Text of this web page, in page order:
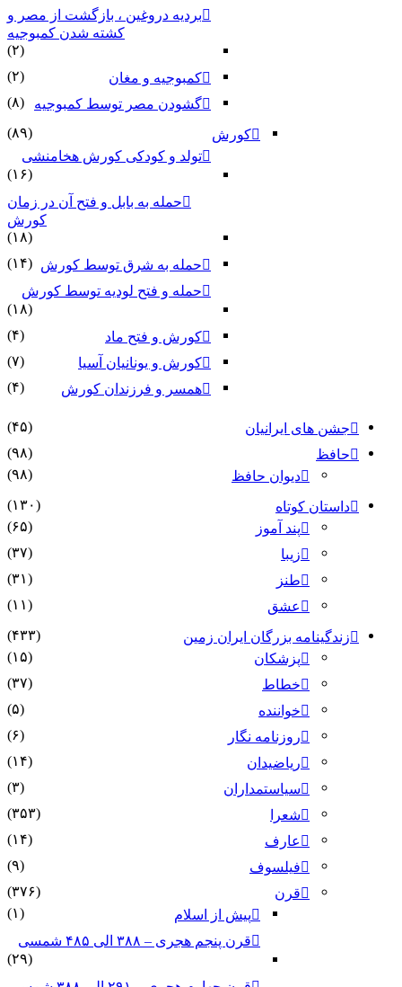
بردیه دروغین ، بازگشت از مصر و
کشته شدن کمبوجیه
(۲)
کمبوجیه و مغان
(۲)
گشودن مصر توسط کمبوجیه
(۸)
کورش
(۸۹)
تولد و کودکی کورش هخامنشی
(۱۶)
حمله به بابل و فتح آن در زمان
کورش
(۱۸)
حمله به شرق توسط کورش (۱۴)
حمله و فتح لودیه توسط کورش
(۱۸)
کورش و فتح ماد
(۴)
کورش و یونانیان آسیا
(۷)
همسر و فرزندان کورش
(۴)
جشن های ایرانیان
(۴۵)
حافظ
(۹۸)
دیوان حافظ
(۹۸)
داستان کوتاه
(۱۳۰)
پند آموز
(۶۵)
زیبا
(۳۷)
طنز
(۳۱)
عشق
(۱۱)
زندگینامه بزرگان ایران زمین
(۴۳۳)
پزشکان
(۱۵)
خطاط
(۳۷)
خواننده
(۵)
روزنامه نگار
(۶)
ریاضیدان
(۱۴)
سیاستمداران
(۳)
شعرا
(۳۵۳)
عارف
(۱۴)
فیلسوف
(۹)
قرن
(۳۷۶)
پیش از اسلام
(۱)
قرن پنجم هجری – ۳۸۸ الی ۴۸۵ شمسی
(۲۹)